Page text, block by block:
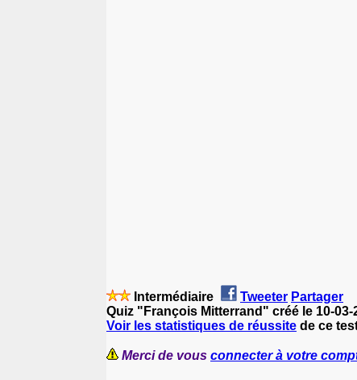
Intermédiaire Tweeter Partager
Quiz "François Mitterrand" créé le 10-03-
Voir les statistiques de réussite de ce
Merci de vous connecter à votre